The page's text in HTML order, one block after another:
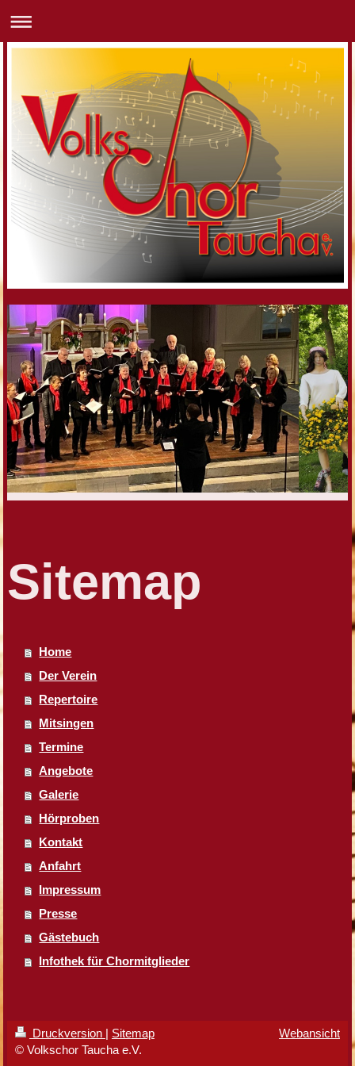
Sitemap
Home
Der Verein
Repertoire
Mitsingen
Termine
Angebote
Galerie
Hörproben
Kontakt
Anfahrt
Impressum
Presse
Gästebuch
Infothek für Chormitglieder
Druckversion | Sitemap
© Volkschor Taucha e.V.
Webansicht